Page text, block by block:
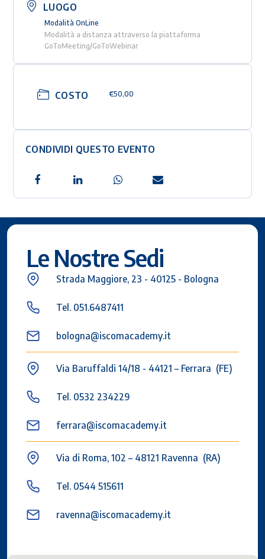
LUOGO
Modalità OnLine
Modalità a distanza attraverso la piattaforma
GoToMeeting/GoToWebinar
COSTO €50,00
CONDIVIDI QUESTO EVENTO
Le Nostre Sedi
Strada Maggiore, 23 - 40125 - Bologna
Tel. 051.6487411
bologna@iscomacademy.it
Via Baruffaldi 14/18 - 44121 – Ferrara (FE)
Tel. 0532 234229
ferrara@iscomacademy.it
Via di Roma, 102 – 48121 Ravenna (RA)
Tel. 0544 515611
ravenna@iscomacademy.it